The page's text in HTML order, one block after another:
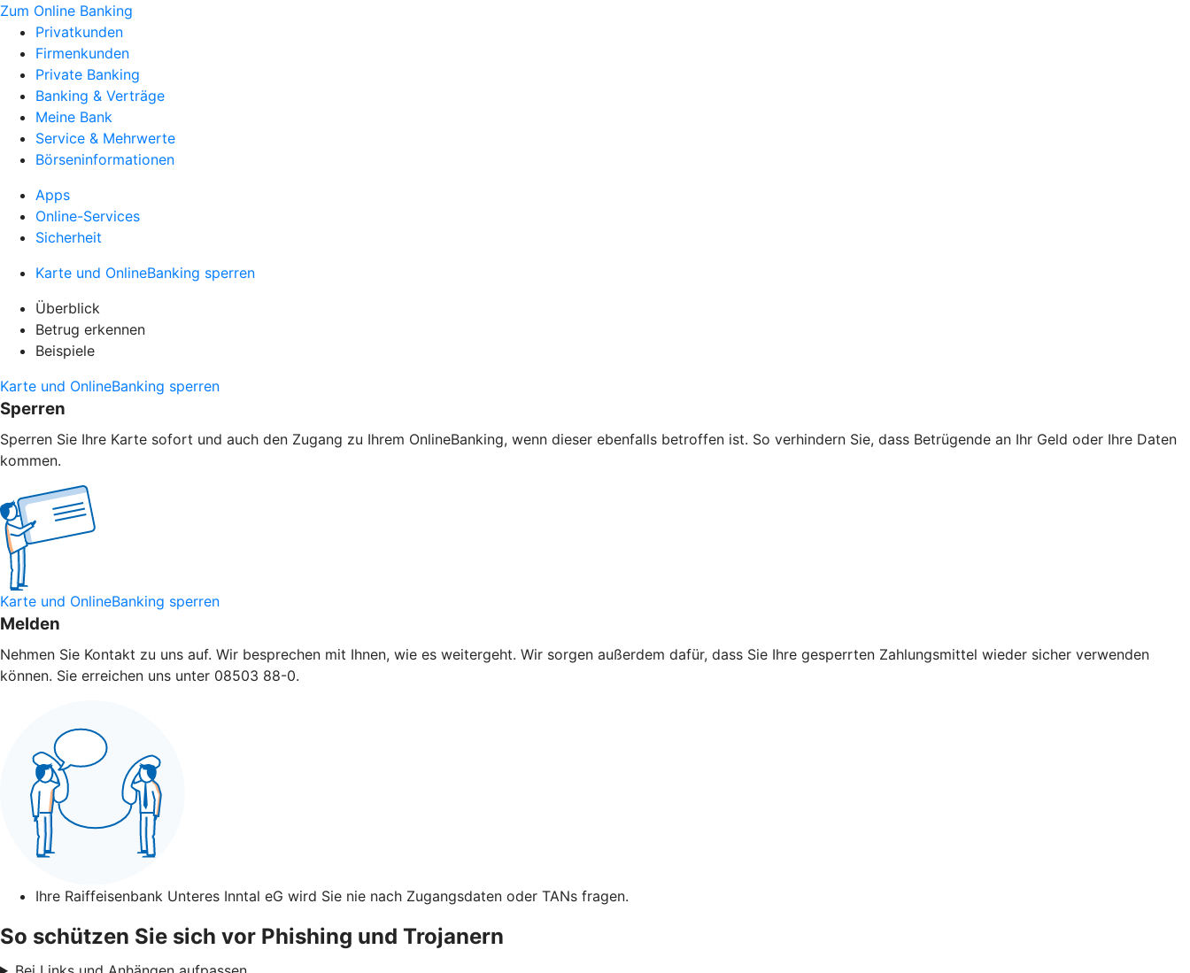
Zum Online Banking
Privatkunden
Firmenkunden
Private Banking
Banking & Verträge
Meine Bank
Service & Mehrwerte
Börseninformationen
Apps
Online-Services
Sicherheit
Karte und OnlineBanking sperren
Überblick
Betrug erkennen
Beispiele
Karte und OnlineBanking sperren
Sperren
Sperren Sie Ihre Karte sofort und auch den Zugang zu Ihrem OnlineBanking, wenn dieser ebenfalls betroffen ist. So verhindern Sie, dass Betrügende an Ihr Geld oder Ihre Daten
kommen.
Karte und OnlineBanking sperren
Melden
Nehmen Sie Kontakt zu uns auf. Wir besprechen mit Ihnen, wie es weitergeht. Wir sorgen außerdem dafür, dass Sie Ihre gesperrten Zahlungsmittel wieder sicher verwenden
können. Sie erreichen uns unter 08503 88-0.
Ihre Raiffeisenbank Unteres Inntal eG wird Sie nie nach Zugangsdaten oder TANs fragen.
So schützen Sie sich vor Phishing und Trojanern